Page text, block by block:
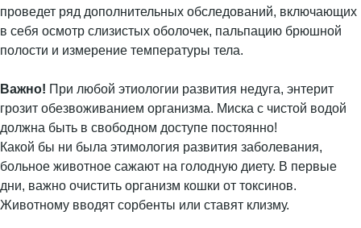
проведет ряд дополнительных обследований, включающих
в себя осмотр слизистых оболочек, пальпацию брюшной
полости и измерение температуры тела.
Важно! При любой этиологии развития недуга, энтерит
грозит обезвоживанием организма. Миска с чистой водой
должна быть в свободном доступе постоянно!
Какой бы ни была этимология развития заболевания,
больное животное сажают на голодную диету. В первые
дни, важно очистить организм кошки от токсинов.
Животному вводят сорбенты или ставят клизму.